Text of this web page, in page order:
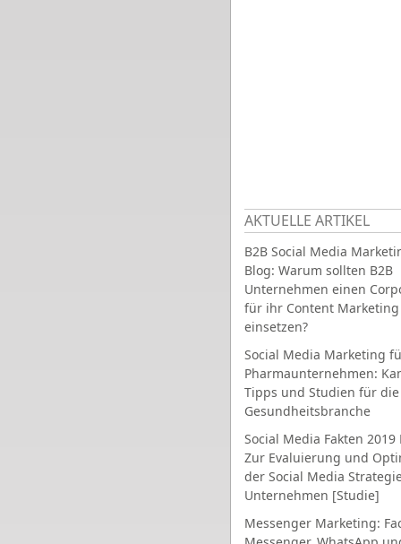
AKTUELLE ARTIKEL
B2B Social Media
Blog: Warum sollten B2B
Unternehmen einen
für ihr Content Marketing
einsetzen?
Social Media Marketing
Pharmaunternehmen:
Tipps und Studien für die
Gesundheitsbranche
Social Media Fakten 2019
Zur Evaluierung und
der Social Media
Unternehmen [Studie]
Messenger Marketing: